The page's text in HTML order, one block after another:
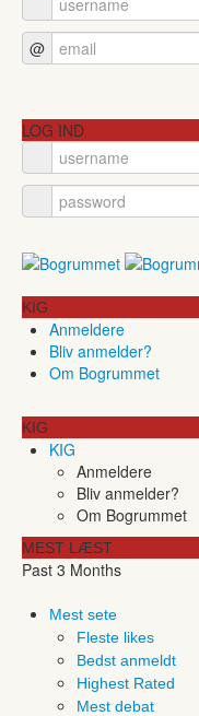
@
LOG IND
KIG
Anmeldere
Bliv anmelder?
Om Bogrummet
KIG
KIG
Anmeldere
Bliv anmelder?
Om Bogrummet
MEST LÆST
Past 3 Months
Mest sete
Fleste likes
Bedst anmeldt
Highest Rated
Mest debat